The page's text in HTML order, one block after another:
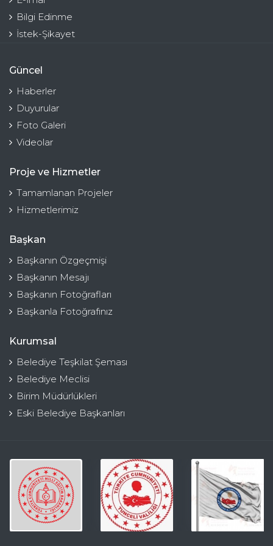
Bilgi Edinme
İstek-Şikayet
Güncel
Haberler
Duyurular
Foto Galeri
Videolar
Proje ve Hizmetler
Tamamlanan Projeler
Hizmetlerimiz
Başkan
Başkanın Özgeçmişi
Başkanın Mesajı
Başkanın Fotoğrafları
Başkanla Fotoğrafınız
Kurumsal
Belediye Teşkilat Şeması
Belediye Meclisi
Birim Müdürlükleri
Eski Belediye Başkanları